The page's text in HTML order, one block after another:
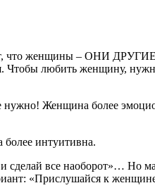
что женщины – ОНИ
Чтобы любить женщину,
Женщина более
интуитивна.
все наоборот»… Но
«Прислушайся к